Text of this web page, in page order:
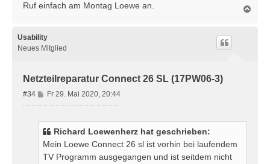
g
Ruf einfach am Montag Loewe an.
Usability
Neues Mitglied
Netzteilreparatur Connect 26 SL (17PW06-3)
#34
B
e
t
r
a
g
Fr 29. Mai 2020, 20:44
Richard Loewenherz hat geschrieben:
Mein Loewe Connect 26 sl ist vorhin bei laufendem
TV Programm ausgegangen und ist seitdem nicht